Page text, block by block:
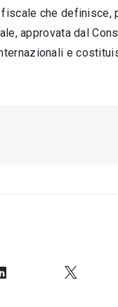
che definisce,
approvata dal
e